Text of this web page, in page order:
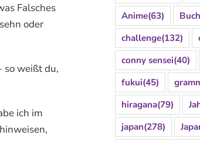
Falsches
oder
so weißt du,
ich im
Anime(63) Buch
challenge(132)
conny sensei(40)
fukui(45)
hiragana(79)
japan(278)